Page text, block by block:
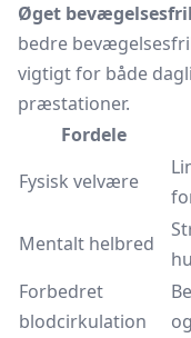
Øget
bedre
vigtigt for både
præstationer.
Fordele
Fysisk velvære
Mentalt helbred
Forbedret
blodcirkulation